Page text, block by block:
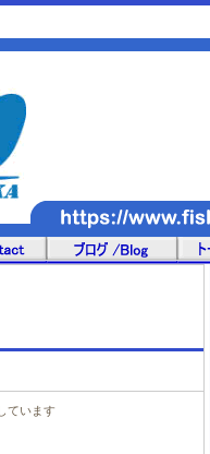
ています